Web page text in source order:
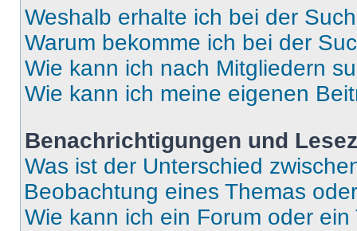
Weshalb erhalte ich bei der
Warum bekomme ich bei der
Wie kann ich nach Mitgliedern
Wie kann ich meine eigenen
Benachrichtigungen und
Was ist der Unterschied
Beobachtung eines Themas
Wie kann ich ein Forum oder